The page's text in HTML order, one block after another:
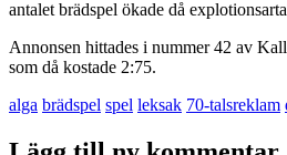
antalet brädspel ökade då
Annonsen hittades i nummer 42 av
som då kostade 2:75.
alga brädspel spel leksak 70-talsreklam